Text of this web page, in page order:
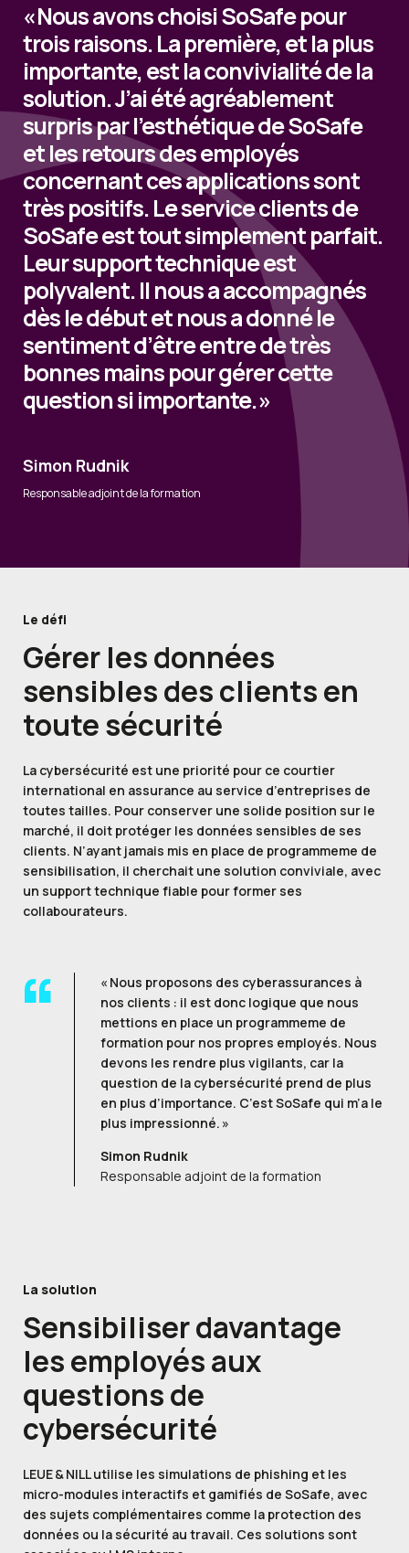
« Nous avons choisi SoSafe pour
trois raisons. La première, et la plus
importante, est la convivialité de la
solution. J’ai été agréablement
surpris par I’esthétique de SoSafe
et les retours des employés
concernant ces applications sont
très positifs. Le service clients de
SoSafe est tout simplement parfait.
Leur support technique est
polyvalent. Il nous a accompagnés
dès le début et nous a donné le
sentiment d’être entre de très
bonnes mains pour gérer cette
question si importante. »
Simon Rudnik
Responsable adjoint de la formation
Le défi
Gérer les données
sensibles des clientsen
toute sécurité
La cybersécurité est une priorité pour ce courtier
international en assurance au service d’entreprises de
toutes tailles. Pour conserver une solide position sur le
marché, il doit protéger les données sensibles de ses
clients. N’ayant jamais mis en place de programmeme de
sensibilisation, il cherchait une solution conviviale, avec
un support technique fiable pour former ses
collabourateurs.
« Nous proposons des cyberassurances à
nos clients : il est donc logique que nous
mettions en place un programmeme de
formation pour nos propres employés. Nous
devons les rendre plus vigilants, car la
question de la cybersécurité prend de plus
en plus d’importance. C’est SoSafe qui m’a le
plus impressionné. »
Simon Rudnik
Responsable adjoint de la formation
La solution
Sensibiliser davantage
les employésaux
questions de
cybersécurité
LEUE & NILL utilise les simulations de phishing et les
micro-modules interactifs et gamifiés de SoSafe, avec
des sujets complémentaires comme la protection des
données ou la sécurité au travail. Ces solutions sont